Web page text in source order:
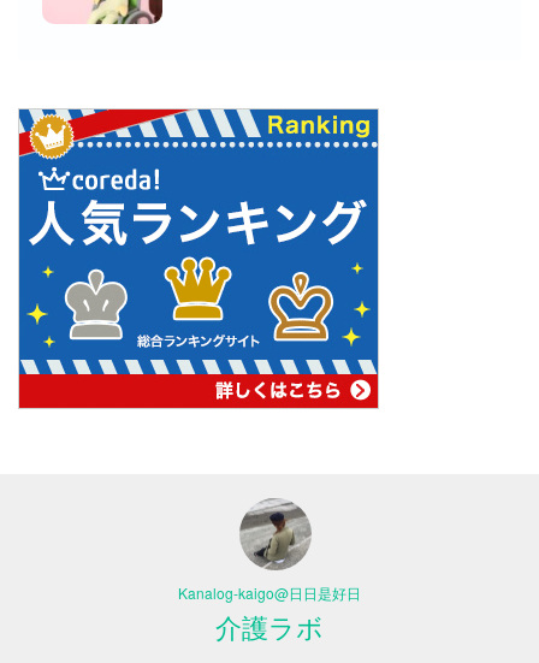
Kanalog-kaigo@日日是好日
介護ラボ